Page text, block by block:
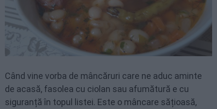
Când vine vorba de mâncăruri care ne aduc aminte
de acasă, fasolea cu ciolan sau afumătură e cu
siguranță în topul listei. Este o mâncare sățioasă,